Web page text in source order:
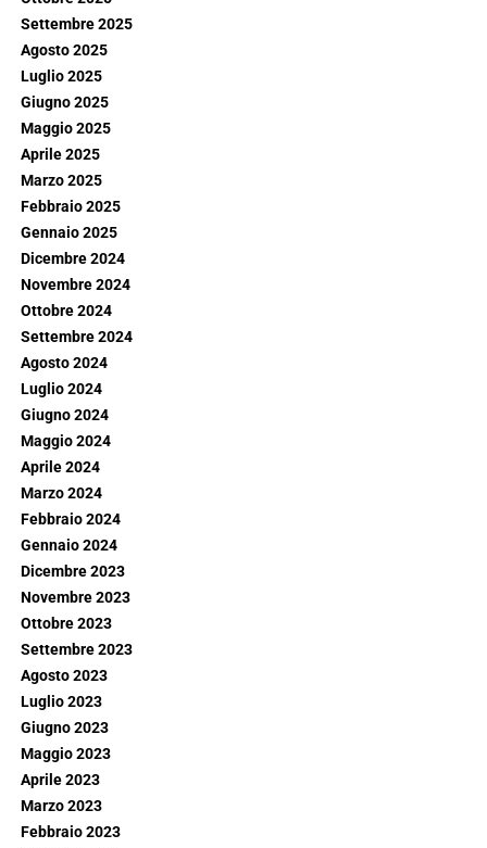
Settembre 2025
Agosto 2025
Luglio 2025
Giugno 2025
Maggio 2025
Aprile 2025
Marzo 2025
Febbraio 2025
Gennaio 2025
Dicembre 2024
Novembre 2024
Ottobre 2024
Settembre 2024
Agosto 2024
Luglio 2024
Giugno 2024
Maggio 2024
Aprile 2024
Marzo 2024
Febbraio 2024
Gennaio 2024
Dicembre 2023
Novembre 2023
Ottobre 2023
Settembre 2023
Agosto 2023
Luglio 2023
Giugno 2023
Maggio 2023
Aprile 2023
Marzo 2023
Febbraio 2023